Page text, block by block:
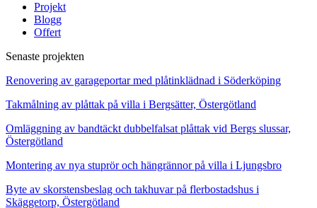
Projekt
Blogg
Offert
Senaste projekten
Renovering av garageportar med plåtinklädnad i Söderköping
Takmålning av plåttak på villa i Bergsätter, Östergötland
Omläggning av bandtäckt dubbelfalsat plåttak vid Bergs slussar,
Östergötland
Montering av nya stuprör och hängrännor på villa i Ljungsbro
Byte av skorstensbeslag och takhuvar på flerbostadshus i
Skäggetorp, Östergötland